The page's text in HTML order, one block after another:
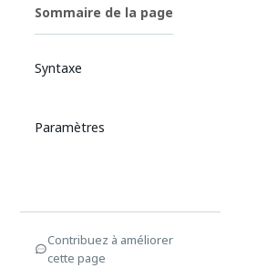
Sommaire de la page
Syntaxe
Paramètres
Contribuez à améliorer
cette page